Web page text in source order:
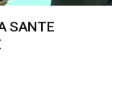
SANTE